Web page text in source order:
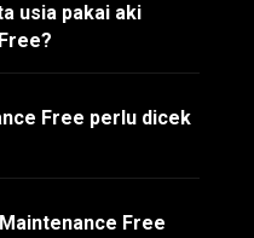
usia pakai aki
Free perlu dicek
Free